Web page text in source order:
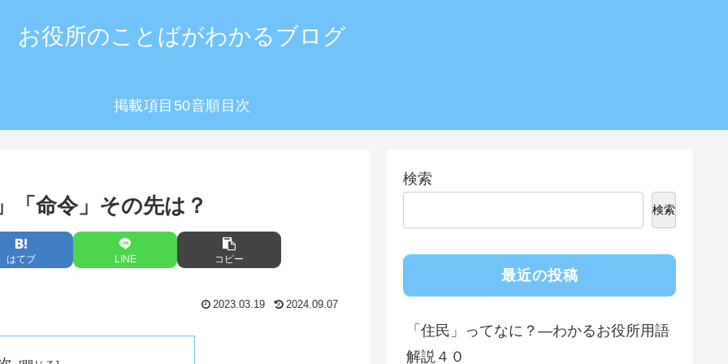
お役所のことばがわかるブログ
掲載項目50音順目次
「命令」その先は？
はてブ LINE コピー
2023.03.19 2024.09.07
検索
検索
最近の投稿
「住民」ってなに？―わかるお役所用語
解説４０